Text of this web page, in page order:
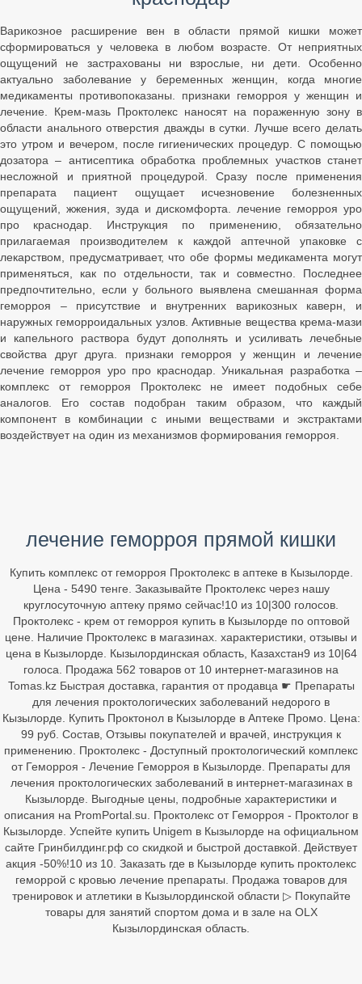
Варикозное расширение вен в области прямой кишки может
сформироваться у человека в любом возрасте. От неприятных
ощущений не застрахованы ни взрослые, ни дети. Особенно
актуально заболевание у беременных женщин, когда многие
медикаменты противопоказаны. признаки геморроя у женщин и
лечение. Крем-мазь Проктолекс наносят на пораженную зону в
области анального отверстия дважды в сутки. Лучше всего делать
это утром и вечером, после гигиенических процедур. С помощью
дозатора – антисептика обработка проблемных участков станет
несложной и приятной процедурой. Сразу после применения
препарата пациент ощущает исчезновение болезненных
ощущений, жжения, зуда и дискомфорта. лечение геморроя уро
про краснодар. Инструкция по применению, обязательно
прилагаемая производителем к каждой аптечной упаковке с
лекарством, предусматривает, что обе формы медикамента могут
применяться, как по отдельности, так и совместно. Последнее
предпочтительно, если у больного выявлена смешанная форма
геморроя – присутствие и внутренних варикозных каверн, и
наружных геморроидальных узлов. Активные вещества крема-мази
и капельного раствора будут дополнять и усиливать лечебные
свойства друг друга. признаки геморроя у женщин и лечение
лечение геморроя уро про краснодар. Уникальная разработка –
комплекс от геморроя Проктолекс не имеет подобных себе
аналогов. Его состав подобран таким образом, что каждый
компонент в комбинации с иными веществами и экстрактами
воздействует на один из механизмов формирования геморроя.
лечение геморроя прямой кишки
Купить комплекс от геморроя Проктолекс в аптеке в Кызылорде.
Цена - 5490 тенге. Заказывайте Проктолекс через нашу
круглосуточную аптеку прямо сейчас!10 из 10|300 голосов.
Проктолекс - крем от геморроя купить в Кызылорде по оптовой
цене. Наличие Проктолекс в магазинах. характеристики, отзывы и
цена в Кызылорде. Кызылординская область, Казахстан9 из 10|64
голоса. Продажа 562 товаров от 10 интернет-магазинов на
Tomas.kz Быстрая доставка, гарантия от продавца ☛ Препараты
для лечения проктологических заболеваний недорого в
Кызылорде. Купить Проктонол в Кызылорде в Аптеке Промо. Цена:
99 руб. Состав, Отзывы покупателей и врачей, инструкция к
применению. Проктолекс - Доступный проктологический комплекс
от Геморроя - Лечение Геморроя в Кызылорде. Препараты для
лечения проктологических заболеваний в интернет-магазинах в
Кызылорде. Выгодные цены, подробные характеристики и
описания на PromPortal.su. Проктолекс от Геморроя - Проктолог в
Кызылорде. Успейте купить Unigem в Кызылорде на официальном
сайте Гринбилдинг.рф со скидкой и быстрой доставкой. Действует
акция -50%!10 из 10. Заказать где в Кызылорде купить проктолекс
геморрой с кровью лечение препараты. Продажа товаров для
тренировок и атлетики в Кызылординской области ▷ Покупайте
товары для занятий спортом дома и в зале на OLX
Кызылординская область.